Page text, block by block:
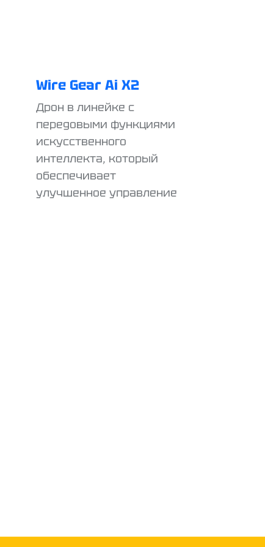
Wire Gear Ai X2
Дрон в линейке с
передовыми функциями
искусственного
интеллекта, который
обеспечивает
улучшенное управление